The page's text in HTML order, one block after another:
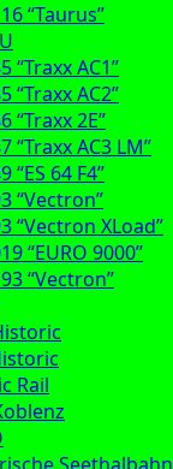
“Taurus”
“Traxx AC1”
“Traxx AC2”
“Traxx 2E”
“Traxx AC3 LM”
“ES 64 F4”
“Vectron”
“Vectron XLoad”
“EURO 9000”
“Vectron”
Rail